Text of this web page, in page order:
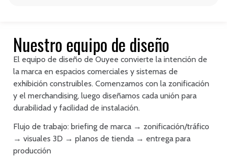
Nuestro equipo de diseño
El equipo de diseño de Ouyee convierte la intención de
la marca en espacios comerciales y sistemas de
exhibición construibles. Comenzamos con la zonificación
y el merchandising, luego diseñamos cada unión para
durabilidad y facilidad de instalación.
Flujo de trabajo: briefing de marca → zonificación/tráfico
→ visuales 3D → planos de tienda → entrega para
producción